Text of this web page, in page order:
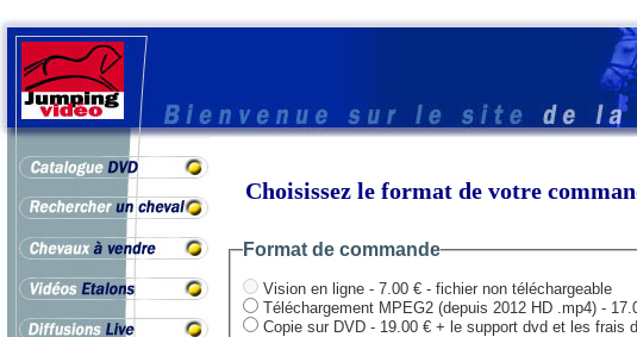
Choisissez le format de votre
Format de commande
Vision en ligne - 7.00 € - fichier non téléchargeable
Téléchargement MPEG2 (depuis 2012 HD .mp4) -
Copie sur DVD - 19.00 € + le support dvd et les frais